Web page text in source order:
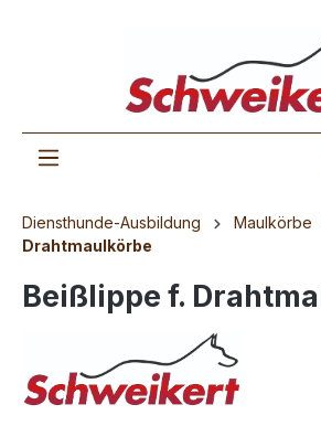
Diensthunde-Ausbildung
Maulkörbe
Drahtmaulkörbe
Beißlippe f.